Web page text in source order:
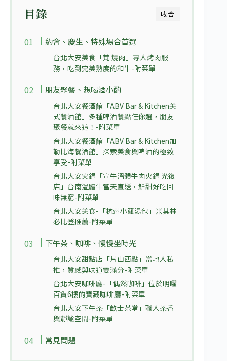
收合
目錄
約會、慶生、特殊場合首選
台北大安美食「梵 燒肉」專人烤肉服
務，吃到完美熟度的和牛-附菜單
朋友聚餐、想喝酒小酌
台北大安餐酒館「ABV Bar & Kitchen美
式餐酒館」多種啤酒餐點任你選，朋友
聚餐就來這！-附菜單
台北大安餐酒館「ABV Bar & Kitchen加
勒比海餐酒館」探索美食與啤酒的極致
享受-附菜單
台北大安火鍋「宣牛溫體牛肉火鍋 光復
店」台南溫體牛當天直送，鮮甜好吃回
味無窮-附菜單
台北大安美食-「杭州小籠湯包」米其林
必比登推薦-附菜單
下午茶、咖啡、慢慢坐時光
台北大安甜點店「片山西點」當地人私
推，質感與味道雙滿分-附菜單
台北大安咖啡廳-「偶然咖啡」位於明曜
百貨6樓的寶藏咖啡廳-附菜單
台北大安下午茶「畝士茶堂」職人茶香
與靜謐空間-附菜單
常見問題